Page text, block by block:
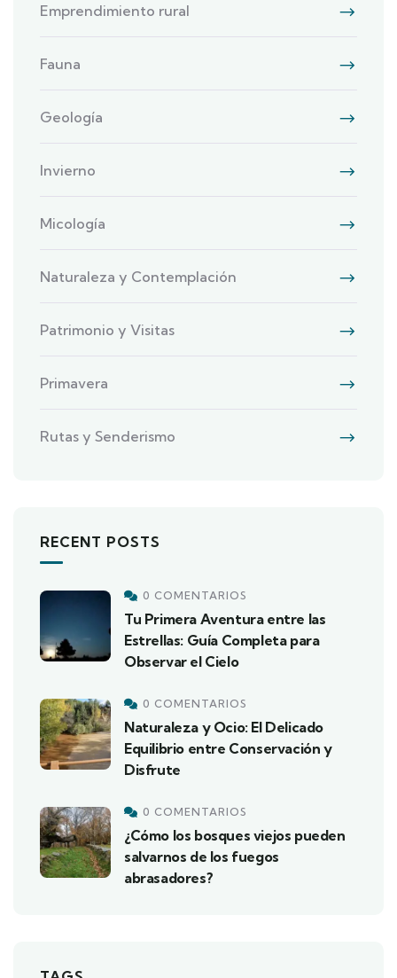
Emprendimiento rural
Fauna
Geología
Invierno
Micología
Naturaleza y Contemplación
Patrimonio y Visitas
Primavera
Rutas y Senderismo
RECENT POSTS
0 COMENTARIOS
Tu Primera Aventura entre las
Estrellas: Guía Completa para
Observar el Cielo
0 COMENTARIOS
Naturaleza y Ocio: El Delicado
Equilibrio entre Conservación y
Disfrute
0 COMENTARIOS
¿Cómo los bosques viejos pueden
salvarnos de los fuegos
abrasadores?